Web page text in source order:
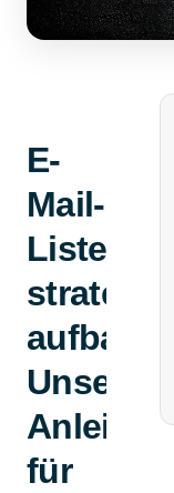
E-
Mail-
Listen
Unsere
für